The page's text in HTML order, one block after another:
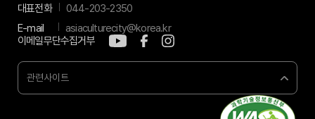
대표전화
044-203-2350
E-mail
asiaculturecity@korea.kr
이메일무단수집거부
관련사이트